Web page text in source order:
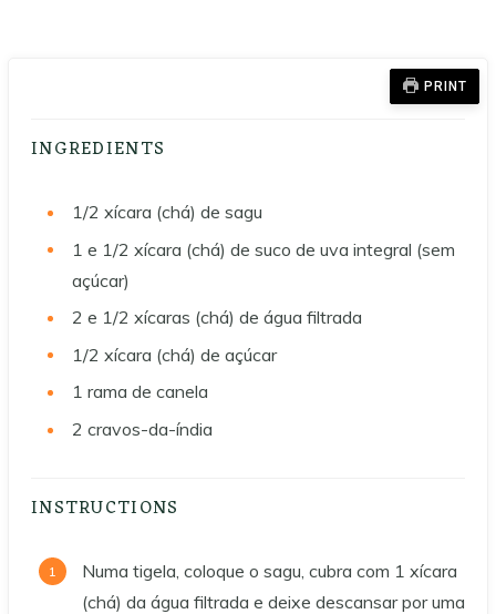
PRINT
INGREDIENTS
1/2 xícara (chá) de sagu
1 e 1/2 xícara (chá) de suco de uva integral (sem
açúcar)
2 e 1/2 xícaras (chá) de água filtrada
1/2 xícara (chá) de açúcar
1 rama de canela
2 cravos-da-índia
INSTRUCTIONS
Numa tigela, coloque o sagu, cubra com 1 xícara
(chá) da água filtrada e deixe descansar por uma